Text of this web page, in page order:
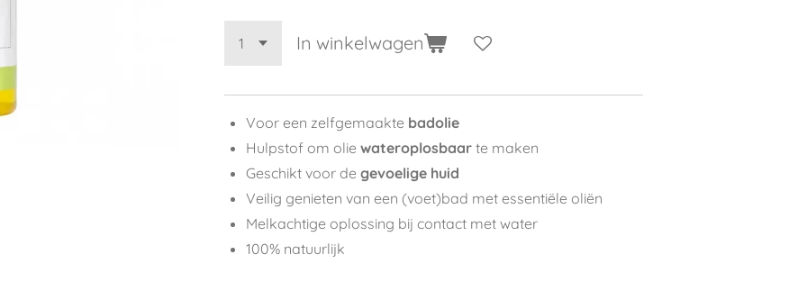
In winkelwagen
Voor een zelfgemaakte badolie
Hulpstof om olie wateroplosbaar te maken
Geschikt voor de gevoelige huid
Veilig genieten van een (voet)bad met essentiële oliën
Melkachtige oplossing bij contact met water
100% natuurlijk